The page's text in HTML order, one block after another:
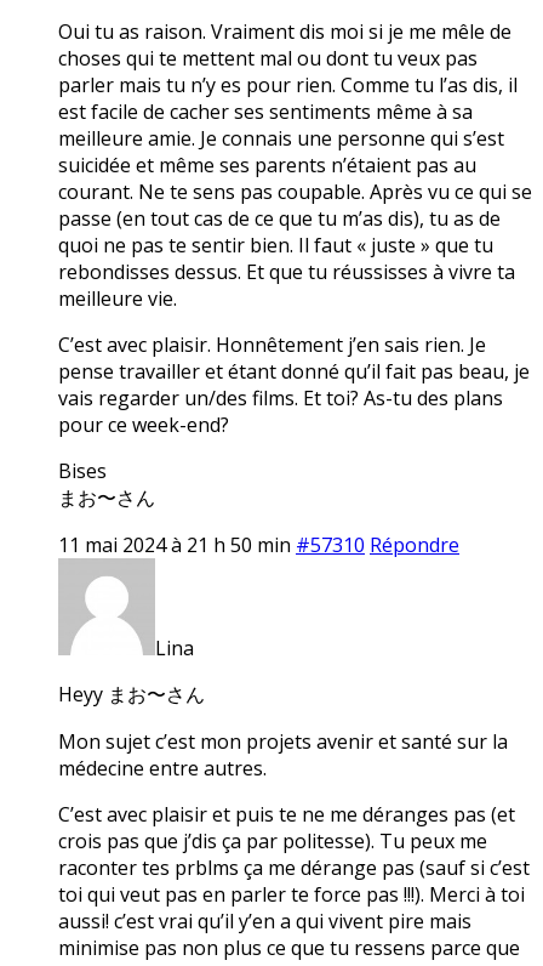
Oui tu as raison. Vraiment dis moi si je me mêle de
choses qui te mettent mal ou dont tu veux pas
parler mais tu n’y es pour rien. Comme tu l’as dis, il
est facile de cacher ses sentiments même à sa
meilleure amie. Je connais une personne qui s’est
suicidée et même ses parents n’étaient pas au
courant. Ne te sens pas coupable. Après vu ce qui se
passe (en tout cas de ce que tu m’as dis), tu as de
quoi ne pas te sentir bien. Il faut « juste » que tu
rebondisses dessus. Et que tu réussisses à vivre ta
meilleure vie.
C’est avec plaisir. Honnêtement j’en sais rien. Je
pense travailler et étant donné qu’il fait pas beau, je
vais regarder un/des films. Et toi? As-tu des plans
pour ce week-end?
Bises
まお〜さん
11 mai 2024 à 21 h 50 min #57310 Répondre
Lina
Heyy まお〜さん
Mon sujet c’est mon projets avenir et santé sur la
médecine entre autres.
C’est avec plaisir et puis te ne me déranges pas (et
crois pas que j’dis ça par politesse). Tu peux me
raconter tes prblms ça me dérange pas (sauf si c’est
toi qui veut pas en parler te force pas !!!). Merci à toi
aussi! c’est vrai qu’il y’en a qui vivent pire mais
minimise pas non plus ce que tu ressens parce que